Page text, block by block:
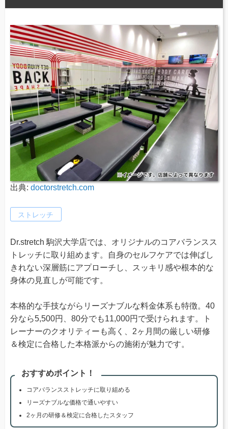
出典: doctorstretch.com
ストレッチ
Dr.stretch 駒沢大学店では、オリジナルのコアバランスス
トレッチに取り組めます。自身のセルフケアでは伸ばし
きれない深層筋にアプローチし、スッキリ感や根本的な
身体の見直しが可能です。
本格的な手技ながらリーズナブルな料金体系も特徴。40
分なら5,500円、80分でも11,000円で受けられます。ト
レーナーのクオリティーも高く、2ヶ月間の厳しい研修
＆検定に合格した本格派からの施術が魅力です。
おすすめポイント！
コアバランスストレッチに取り組める
リーズナブルな価格で通いやすい
2ヶ月の研修＆検定に合格したスタッフ